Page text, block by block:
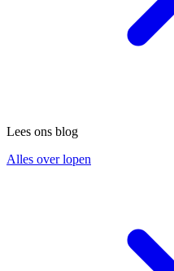
Lees ons blog
Alles over lopen